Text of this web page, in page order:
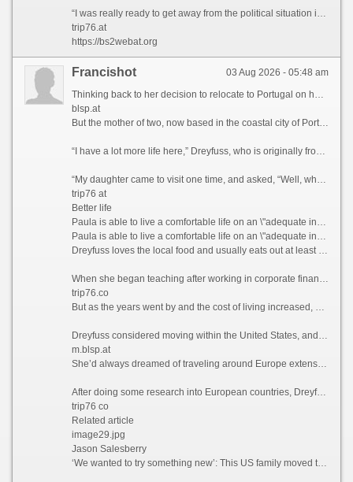
“I was really ready to get away from the political situation in the United States,” she admits.
trip76.at
https://bs2webat.org
03 Aug 2026 - 05:48 am
Francishot
Thinking back to her decision to relocate to Portugal on her own five years ago, Paula Dreyfuss jokes that many people questioned her state of mind, as she’d never even visited the European country before.
blsp.at
But the mother of two, now based in the coastal city of Porto, famous for its Port wine and spectacular bridges, has no regrets today, as her life is much richer in many ways.
“I have a lot more life here,” Dreyfuss, who is originally from Texas, tells CNN Travel, before blissfully describing her frequent trips to local museums, movie theaters, and pop-up wineries in the Douro Valley, a UNESCO World Heritage region in northern Portugal.
“My daughter came to visit one time, and asked, “Well, what do you guys do all day?” she recalls. “And my friend holds up a glass of Champagne and goes, “You’re looking at it.”
trip76 at
Better life
Paula is able to live a comfortable life on an \"adequate income\" in Portugal, which she feels wouldn\'t have been possible if she\'d stayed in California.
Paula is able to live a comfortable life on an \"adequate income\" in Portugal, which she feels wouldn\'t have been possible if she\'d stayed in California. Courtesy Paula Dreyfuss
Dreyfuss loves the local food and usually eats out at least three times a week, something she simply couldn’t have afforded to do when she was based in San Diego, California, where she lived and worked as a teacher previously.
When she began teaching after working in corporate finance for years, Dreyfuss thought she’d end up with a retirement income that would provide her with a comfortable lifestyle.
trip76.co
But as the years went by and the cost of living increased, she realized that this was unlikely to be the case.
Dreyfuss considered moving within the United States, and recalls driving up to Seattle and “stopping at a bunch of places,” but says she couldn’t find anywhere affordable enough to tempt her away.
m.blsp.at
She’d always dreamed of traveling around Europe extensively, but Dreyfuss knew that this would likely never happen if she stayed where she was. So what better way to explore the continent than actually moving there?
After doing some research into European countries, Dreyfuss found that the only visa that she qualified for at the time was the Portugal D7 visa, which allows non-EU nationals with a stable passive income to reside in the country.
trip76 co
Related article
image29.jpg
Jason Salesberry
‘We wanted to try something new’: This US family moved to Italy sight unseen nine years ago and never looked back